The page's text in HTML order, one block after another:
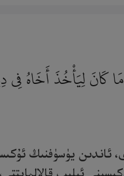
لِيَأْخُذَ أَخَاهُ فِى
ئاندىن يۈسۈفنىڭ